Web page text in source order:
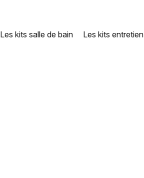
Les kits salle de bain Les kits entretien